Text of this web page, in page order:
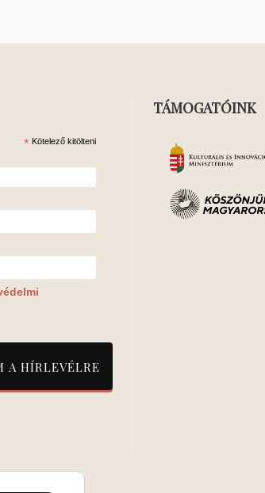
* Kötelező kitölteni
TÁMOGATÓINK